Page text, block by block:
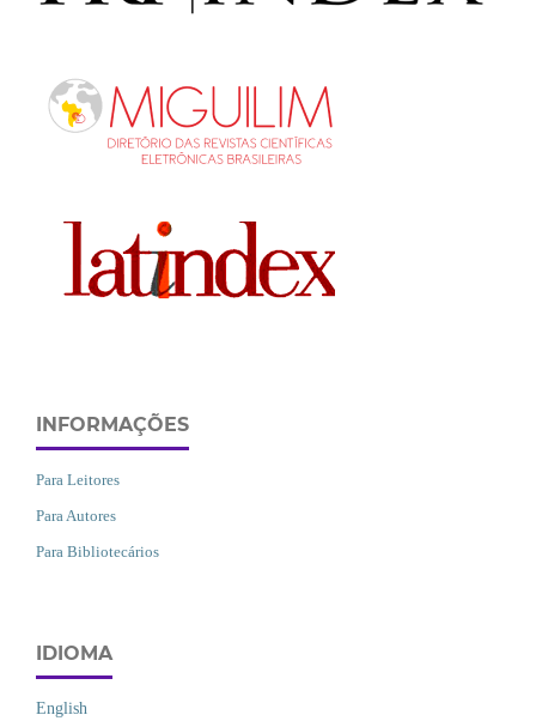
INFORMAÇÕES
Para Leitores
Para Autores
Para Bibliotecários
IDIOMA
English